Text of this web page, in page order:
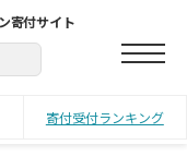
寄付サイト
寄付受付ランキング